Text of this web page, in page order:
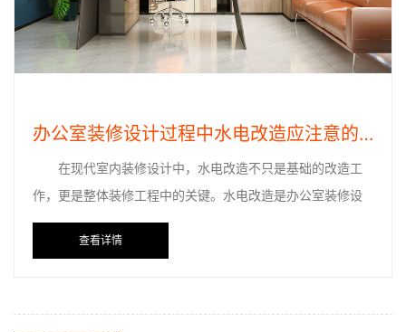
办公室装修设计过程中水电改造应注意的关键点
在现代室内装修设计中，水电改造不只是基础的改造工
作，更是整体装修工程中的关键。水电改造是办公室装修设
计中的隐蔽工程，一些问题通常也可以被简单的避免。
查看详情